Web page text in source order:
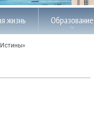
жизнь Образование